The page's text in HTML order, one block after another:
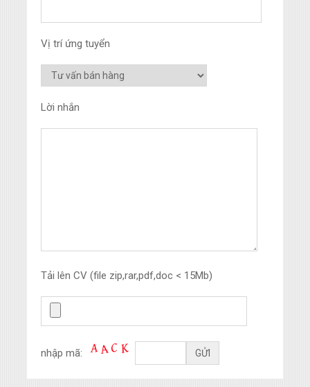
Vị trí ứng tuyển
Lời nhắn
Tải lên CV (file zip,rar,pdf,doc < 15Mb)
nhập mã: